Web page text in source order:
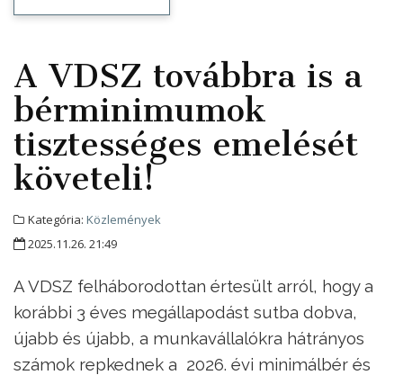
A VDSZ továbbra is a
bérminimumok
tisztességes emelését
követeli!
Kategória: Közlemények
2025.11.26. 21:49
A VDSZ felháborodottan értesült arról, hogy a
korábbi 3 éves megállapodást sutba dobva,
újabb és újabb, a munkavállalókra hátrányos
számok repkednek a 2026. évi minimálbér és